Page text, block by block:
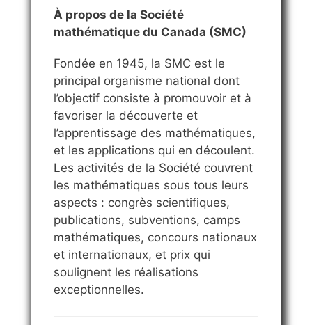
À propos de la Société
mathématique du Canada (SMC)
Fondée en 1945, la SMC est le
principal organisme national dont
l’objectif consiste à promouvoir et à
favoriser la découverte et
l’apprentissage des mathématiques,
et les applications qui en découlent.
Les activités de la Société couvrent
les mathématiques sous tous leurs
aspects : congrès scientifiques,
publications, subventions, camps
mathématiques, concours nationaux
et internationaux, et prix qui
soulignent les réalisations
exceptionnelles.